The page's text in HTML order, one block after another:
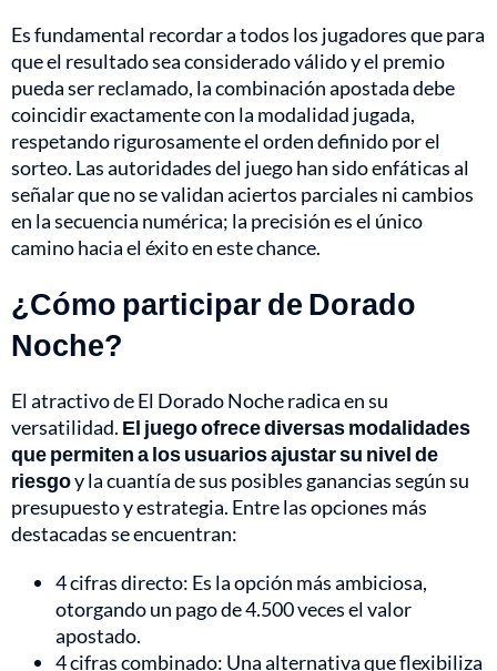
Es fundamental recordar a todos los jugadores que para
que el resultado sea considerado válido y el premio
pueda ser reclamado, la combinación apostada debe
coincidir exactamente con la modalidad jugada,
respetando rigurosamente el orden definido por el
sorteo. Las autoridades del juego han sido enfáticas al
señalar que no se validan aciertos parciales ni cambios
en la secuencia numérica; la precisión es el único
camino hacia el éxito en este chance.
¿Cómo participar de Dorado
Noche?
El atractivo de El Dorado Noche radica en su
versatilidad. El juego ofrece diversas modalidades
que permiten a los usuarios ajustar su nivel de
riesgoy la cuantía de sus posibles ganancias según su
presupuesto y estrategia. Entre las opciones más
destacadas se encuentran:
4 cifras directo: Es la opción más ambiciosa,
otorgando un pago de 4.500 veces el valor
apostado.
4 cifras combinado: Una alternativa que flexibiliza